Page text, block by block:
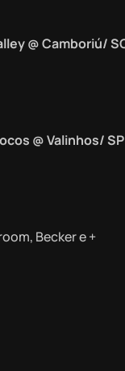
@ Camboriú/
@ Valinhos/ SP
Becker e +